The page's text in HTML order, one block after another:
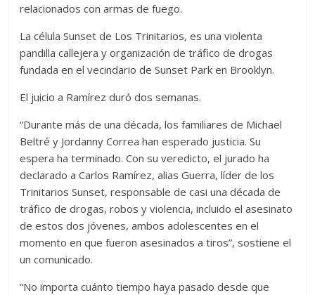
relacionados con armas de fuego.
La célula Sunset de Los Trinitarios, es una violenta
pandilla callejera y organización de tráfico de drogas
fundada en el vecindario de Sunset Park en Brooklyn.
El juicio a Ramírez duró dos semanas.
“Durante más de una década, los familiares de Michael
Beltré y Jordanny Correa han esperado justicia. Su
espera ha terminado. Con su veredicto, el jurado ha
declarado a Carlos Ramírez, alias Guerra, líder de los
Trinitarios Sunset, responsable de casi una década de
tráfico de drogas, robos y violencia, incluido el asesinato
de estos dos jóvenes, ambos adolescentes en el
momento en que fueron asesinados a tiros”, sostiene el
un comunicado.
“No importa cuánto tiempo haya pasado desde que